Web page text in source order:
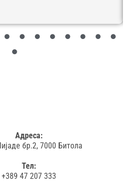
Адреса:
бр.2, 7000 Битола
Тел:
+389 47 207 333